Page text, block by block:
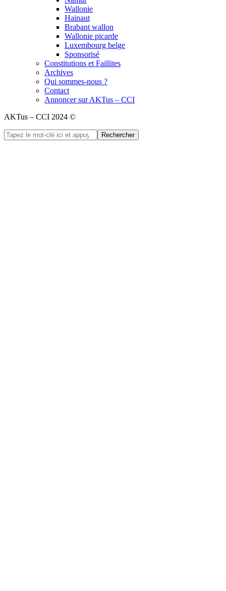
Wallonie
Hainaut
Brabant wallon
Wallonie picarde
Luxembourg belge
Sponsorisé
Constitutions et Faillites
Archives
Qui sommes-nous ?
Contact
Annoncer sur AKTus – CCI
AKTus – CCI 2024 ©